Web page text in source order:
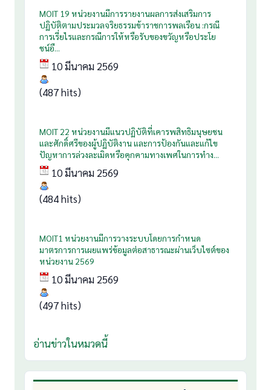
MOIT 19 หน่วยงานมีการรายงานผลการส่งเสริมการ
ปฏิบัติตามประมวลจริยธรรมข้าราชการพลเรือน :กรณี
การเรี่ยไรและกรณีการให้หรือรับของขวัญหรือประโย
ชน์อื...
10 มีนาคม 2569
(487 hits)
MOIT 22 หน่วยงานมีแนวปฏิบัติที่เคารพสิทธิมนุษยชน
และศักดิ์ศรีของผู้ปฏิบัติงาน และการป้องกันและแก้ไข
ปัญหาการล่วงละเมิดหรือคุกคามทางเพศในการทำง...
10 มีนาคม 2569
(484 hits)
MOIT1 หน่วยงานมีการวางระบบโดยการกำหนด
มาตรการการเผยแพร่ข้อมูลต่อสาธารณะผ่านเว็บไซต์ของ
หน่วยงาน 2569
10 มีนาคม 2569
(497 hits)
อ่านข่าวในหมวดนี้